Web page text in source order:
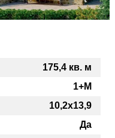
175,4 кв. м
1+M
10,2x13,9
Да